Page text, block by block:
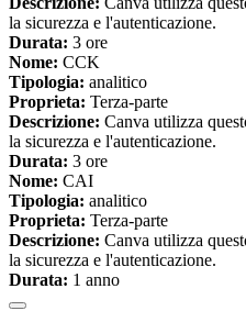
la sicurezza e l'autenticazione.
Durata: 3 ore
Nome: CCK
Tipologia: analitico
Proprieta: Terza-parte
Descrizione: Canva utilizza
la sicurezza e l'autenticazione.
Durata: 3 ore
Nome: CAI
Tipologia: analitico
Proprieta: Terza-parte
Descrizione: Canva utilizza
la sicurezza e l'autenticazione.
Durata: 1 anno